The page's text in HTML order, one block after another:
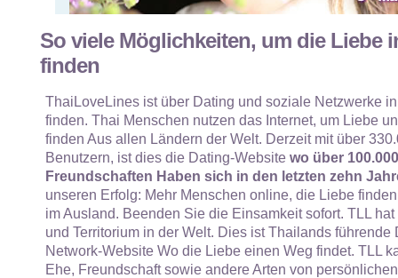
So viele Möglichkeiten, um die Liebe
finden
ThaiLoveLines ist über Dating und soziale Netzwerke
finden. Thai Menschen nutzen das Internet, um Liebe
finden Aus allen Ländern der Welt. Derzeit mit über
Benutzern, ist dies die Dating-Website wo über
Freundschaften Haben sich in den letzten zehn
unseren Erfolg: Mehr Menschen online, die Liebe
im Ausland. Beenden Sie die Einsamkeit sofort. TLL
und Territorium in der Welt. Dies ist Thailands führende
Network-Website Wo die Liebe einen Weg findet. TLL
Ehe, Freundschaft sowie andere Arten von